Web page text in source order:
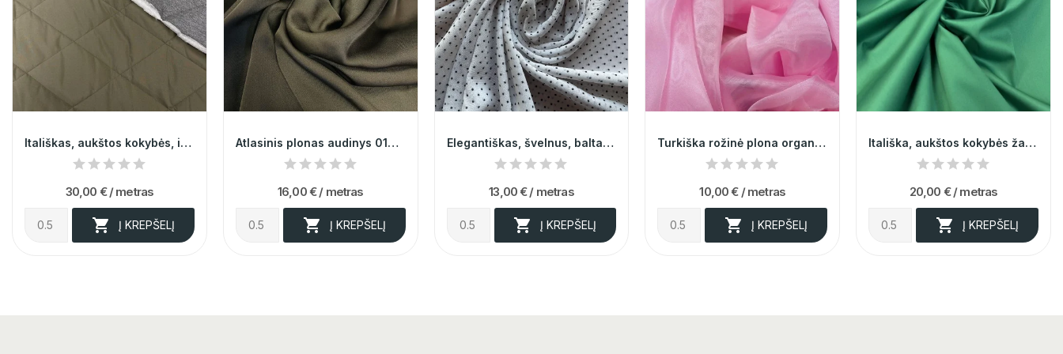
Itališkas, aukštos kokybės, impregnuotas chaki...
30,00 € / metras
 Į KREPŠELĮ
Atlasinis plonas audinys 014215
16,00 € / metras
 Į KREPŠELĮ
Elegantiškas, švelnus, baltas, smulkiais...
13,00 €/ metras
 Į KREPŠELĮ
Turkiška rožinė plona organza 014118
10,00 € / metras
 Į KREPŠELĮ
Itališka, aukštos kokybės žalia medvilnė su...
20,00 € / metras
 Į KREPŠELĮ